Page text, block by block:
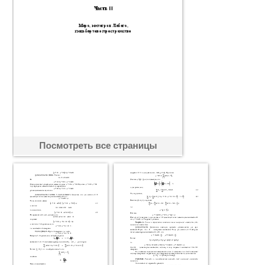
Посмотреть все страницы